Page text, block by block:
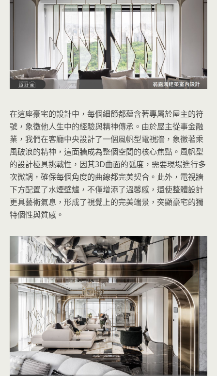
在這座豪宅的設計中，每個細節都蘊含著專屬於屋主的符
號，象徵他人生中的經驗與精神傳承。由於屋主從事金融
業，我們在客廳中央設計了一個風帆型電視牆，象徵著乘
風破浪的精神，這面牆成為整個空間的核心焦點。風帆型
的設計極具挑戰性，因其3D曲面的弧度，需要現場進行多
次微調，確保每個角度的曲線都完美契合。此外，電視牆
下方配置了水煙壁爐，不僅增添了溫馨感，還使整體設計
更具藝術氣息，形成了視覺上的完美端景，突顯豪宅的獨
特個性與質感。